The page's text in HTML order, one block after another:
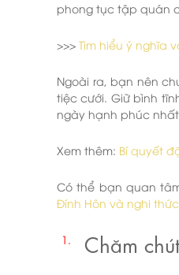
phong tục tập quán
>>> Tìm hiểu ý nghĩa
Ngoài ra, bạn nên
tiệc cưới. Giữ bình
ngày hạnh phúc
Xem thêm: Bí quyết
Có thể bạn quan
Đính Hôn và nghi
Chăm